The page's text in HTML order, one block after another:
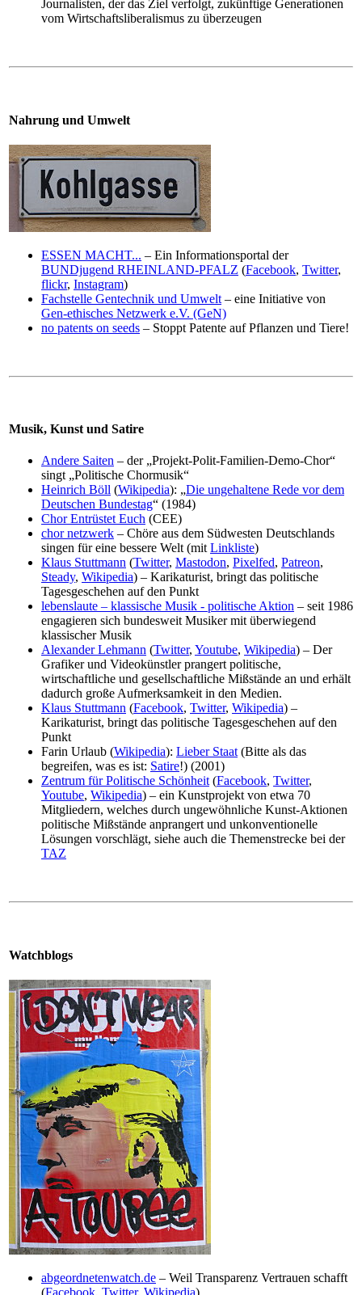
Journalisten, der das Ziel verfolgt, zukünftige Generationen
vom Wirtschaftsliberalismus zu überzeugen
Nahrung und Umwelt
ESSEN MACHT... – Ein Informationsportal der
BUNDjugend RHEINLAND-PFALZ (Facebook, Twitter,
flickr, Instagram)
Fachstelle Gentechnik und Umwelt – eine Initiative von
Gen-ethisches Netzwerk e.V. (GeN)
no patents on seeds – Stoppt Patente auf Pflanzen und Tiere!
Musik, Kunst und Satire
Andere Saiten – der „Projekt-Polit-Familien-Demo-Chor“
singt „Politische Chormusik“
Heinrich Böll (Wikipedia): „Die ungehaltene Rede vor dem
Deutschen Bundestag“ (1984)
Chor Entrüstet Euch (CEE)
chor netzwerk – Chöre aus dem Südwesten Deutschlands
singen für eine bessere Welt (mitLinkliste)
Klaus Stuttmann (Twitter, Mastodon, Pixelfed, Patreon,
Steady, Wikipedia) – Karikaturist, bringt das politische
Tagesgeschehen auf den Punkt
lebenslaute – klassische Musik - politische Aktion – seit 1986
engagieren sich bundesweit Musiker mit überwiegend
klassischer Musik
Alexander Lehmann (Twitter, Youtube, Wikipedia) – Der
Grafiker und Videokünstler prangert politische,
wirtschaftliche und gesellschaftliche Mißstände an und erhält
dadurch große Aufmerksamkeit in den Medien.
Klaus Stuttmann (Facebook, Twitter, Wikipedia) –
Karikaturist, bringt das politische Tagesgeschehen auf den
Punkt
Farin Urlaub (Wikipedia): Lieber Staat(Bitte als das
begreifen, was es ist: Satire!) (2001)
Zentrum für Politische Schönheit(Facebook, Twitter,
Youtube, Wikipedia) – ein Kunstprojekt von etwa 70
Mitgliedern, welches durch ungewöhnliche Kunst-Aktionen
politische Mißstände anprangert und unkonventionelle
Lösungen vorschlägt, siehe auch die Themenstrecke bei der
TAZ
Watchblogs
abgeordnetenwatch.de – Weil Transparenz Vertrauen schafft
(Facebook, Twitter, Wikipedia)